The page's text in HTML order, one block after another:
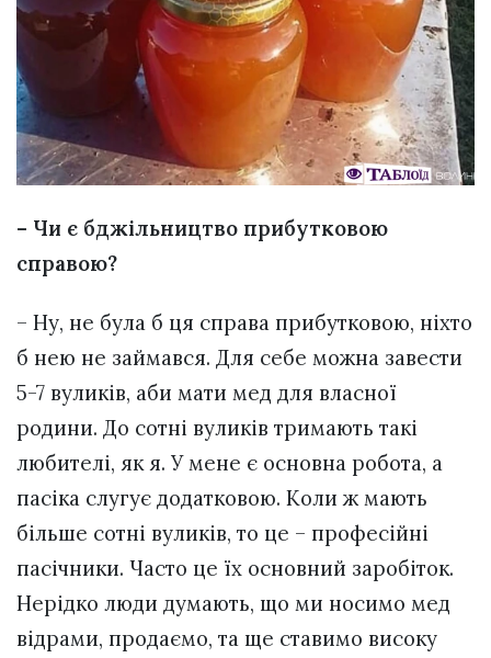
– Чи є бджільництво прибутковою
справою?
– Ну, не була б ця справа прибутковою, ніхто
б нею не займався. Для себе можна завести
5-7 вуликів, аби мати мед для власної
родини. До сотні вуликів тримають такі
любителі, як я. У мене є основна робота, а
пасіка слугує додатковою. Коли ж мають
більше сотні вуликів, то це – професійні
пасічники. Часто це їх основний заробіток.
Нерідко люди думають, що ми носимо мед
відрами, продаємо, та ще ставимо високу